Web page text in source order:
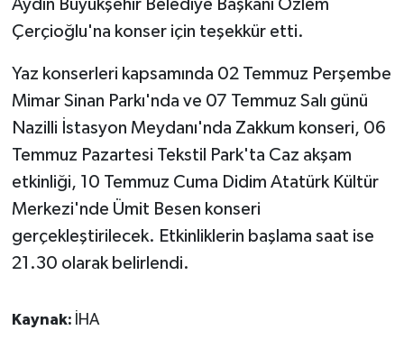
Aydın Büyükşehir Belediye Başkanı Özlem
Çerçioğlu'na konser için teşekkür etti.
Yaz konserleri kapsamında 02 Temmuz Perşembe
Mimar Sinan Parkı'nda ve 07 Temmuz Salı günü
Nazilli İstasyon Meydanı'nda Zakkum konseri, 06
Temmuz Pazartesi Tekstil Park'ta Caz akşam
etkinliği, 10 Temmuz Cuma Didim Atatürk Kültür
Merkezi'nde Ümit Besen konseri
gerçekleştirilecek. Etkinliklerin başlama saat ise
21.30 olarak belirlendi.
Kaynak: İHA